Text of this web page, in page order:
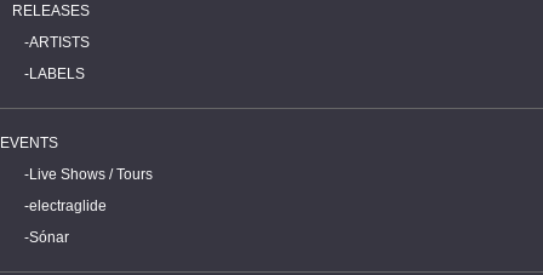
RELEASES
ARTISTS
LABELS
EVENTS
Live Shows / Tours
electraglide
Sónar